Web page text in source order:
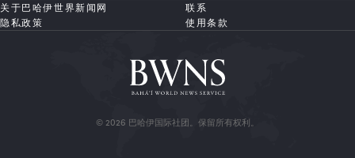
关于巴哈伊世界新闻网
联系
隐私政策
使用条款
© 2026 巴哈伊国际社团。保留所有权利。